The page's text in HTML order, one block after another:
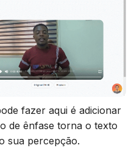
fazer aqui é adicionar
de ênfase torna o texto
sua percepção.